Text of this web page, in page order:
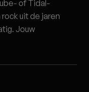
of Tidal-
uit de jaren
Jouw